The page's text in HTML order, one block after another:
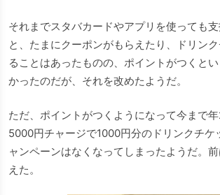
それまでスタバカードやアプリを使っても
と、たまにクーポンがもらえたり、ドリン
ることはあったものの、ポイントがつくと
かったのだが、それを改めたようだ。
ただ、ポイントがつくようになって今まで
5000円チャージで1000円分のドリンクチケ
ャンペーンはなくなってしまったようだ。
えた。